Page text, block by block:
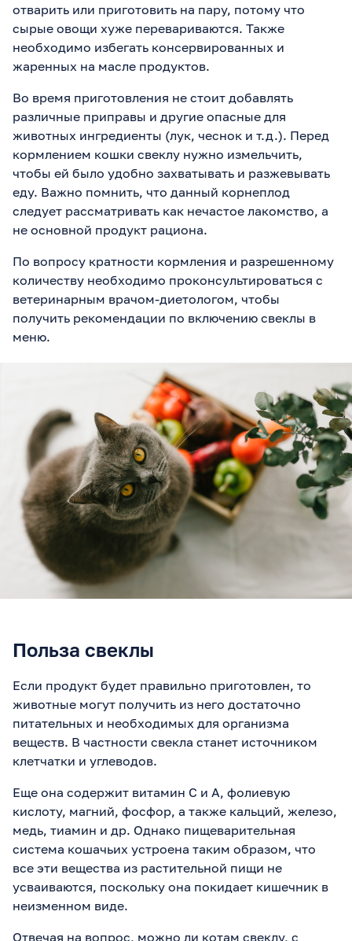
отварить или приготовить на пару, потому что
сырые овощи хуже перевариваются. Также
необходимо избегать консервированных и
жаренных на масле продуктов.
Во время приготовления не стоит добавлять
различные приправы и другие опасные для
животных ингредиенты (лук, чеснок и т.д.). Перед
кормлением кошки свеклу нужно измельчить,
чтобы ей было удобно захватывать и разжевывать
еду. Важно помнить, что данный корнеплод
следует рассматривать как нечастое лакомство, а
не основной продукт рациона.
По вопросу кратности кормления и разрешенному
количеству необходимо проконсультироваться с
ветеринарным врачом-диетологом, чтобы
получить рекомендации по включению свеклы в
меню.
Польза свеклы
Если продукт будет правильно приготовлен, то
животные могут получить из него достаточно
питательных и необходимых для организма
веществ. В частности свекла станет источником
клетчатки и углеводов.
Еще она содержит витамин С и А, фолиевую
кислоту, магний, фосфор, а также кальций, железо,
медь, тиамин и др. Однако пищеварительная
система кошачьих устроена таким образом, что
все эти вещества из растительной пищи не
усваиваются, поскольку она покидает кишечник в
неизменном виде.
Отвечая на вопрос, можно ли котам свеклу, с